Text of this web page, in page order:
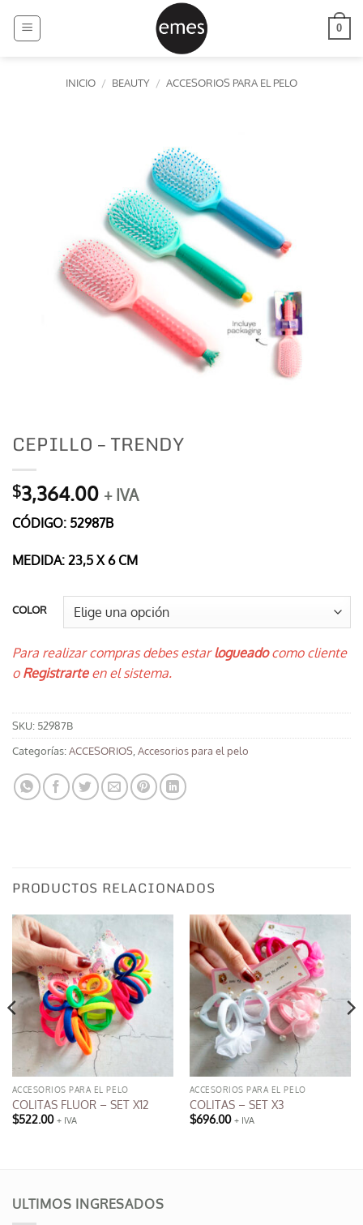
0
INICIO / BEAUTY / ACCESORIOS PARA EL PELO
CEPILLO – TRENDY
$3,364.00 + IVA
CÓDIGO: 52987B
MEDIDA: 23,5 X 6 CM
COLOR
Para realizar compras debes estarlogueadocomo cliente
oRegistrarteen el sistema.
SKU: 52987B
Categorías:ACCESORIOS,Accesorios para el pelo
PRODUCTOS RELACIONADOS
ACCESORIOS PARA EL PELO
COLITAS FLUOR – SET X12
$522.00 + IVA
ACCESORIOS PARA EL PELO
COLITAS – SET X3
$696.00 + IVA
ULTIMOS INGRESADOS